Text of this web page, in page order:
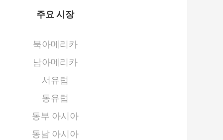
주요 시장
북아메리카
남아메리카
서유럽
동유럽
동부 아시아
동남 아시아